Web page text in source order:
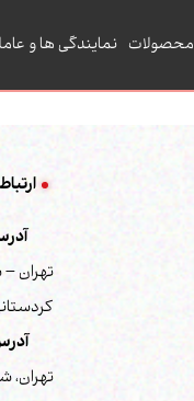
محصولات نمایندگی ها و
تهران
تهران،